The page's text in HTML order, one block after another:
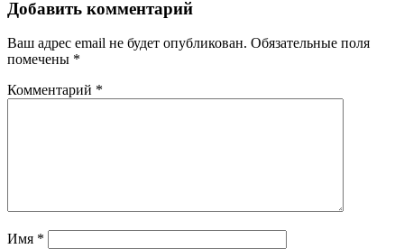
записям
Добавить комментарий
Ваш адрес email не будет опубликован. Обязательные поля
помечены *
Комментарий *
Имя *